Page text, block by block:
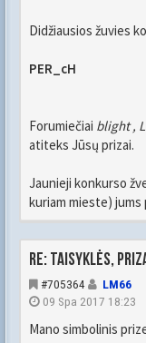
Didžiausios žuvies
PER_cH
Forumiečiai blight ,
atiteks Jūsų prizai.
Jaunieji konkurso
kuriam mieste)
Re: Taisyklės,
#705364
LM66
09 Spa 2017 18:23
Mano simbolinis